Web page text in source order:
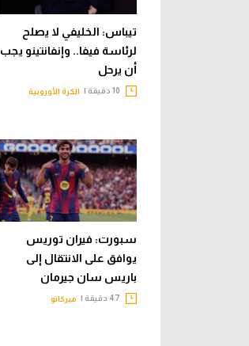
تيباس: الخليفي لا يصلح
لرئاسة فيفا.. وإنفانتينو يجب
أن يرحل
الكرة الأوروبية
سبورت: فيران توريس
يوافق على الانتقال إلى
باريس سان جيرمان
ميركاتو